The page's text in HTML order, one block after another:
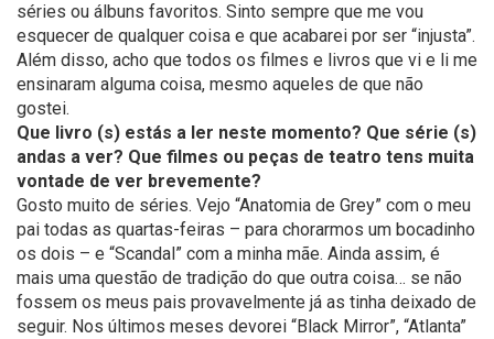
séries ou álbuns favoritos. Sinto sempre que me vou
esquecer de qualquer coisa e que acabarei por ser “injusta”.
Além disso, acho que todos os filmes e livros que vi e li me
ensinaram alguma coisa, mesmo aqueles de que não
gostei.
Que livro (s) estás a ler neste momento? Que série (s)
andas a ver? Que filmes ou peças de teatro tens muita
vontade de ver brevemente?
Gosto muito de séries. Vejo “Anatomia de Grey” com o meu
pai todas as quartas-feiras – para chorarmos um bocadinho
os dois – e “Scandal” com a minha mãe. Ainda assim, é
mais uma questão de tradição do que outra coisa… se não
fossem os meus pais provavelmente já as tinha deixado de
seguir. Nos últimos meses devorei “Black Mirror”, “Atlanta”